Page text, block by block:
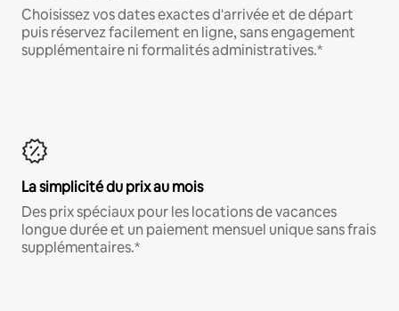
Choisissez vos dates exactes d'arrivée et de départ
puis réservez facilement en ligne, sans engagement
supplémentaire ni formalités administratives.*
La simplicité du prix au mois
Des prix spéciaux pour les locations de vacances
longue durée et un paiement mensuel unique sans frais
supplémentaires.*